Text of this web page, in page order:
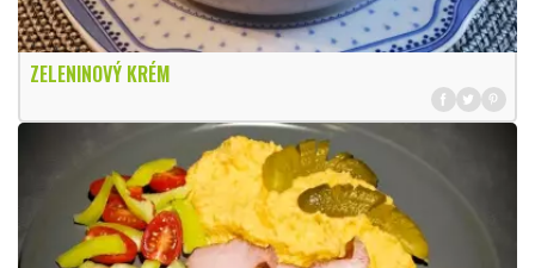
ZELENINOVÝ KRÉM